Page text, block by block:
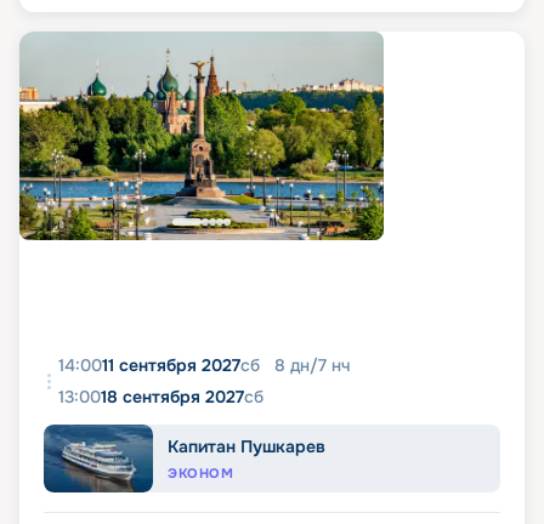
14:0011 сентября 2027сб 8 дн/7 нч
13:0018 сентября 2027сб
Капитан Пушкарев
ЭКОНОМ